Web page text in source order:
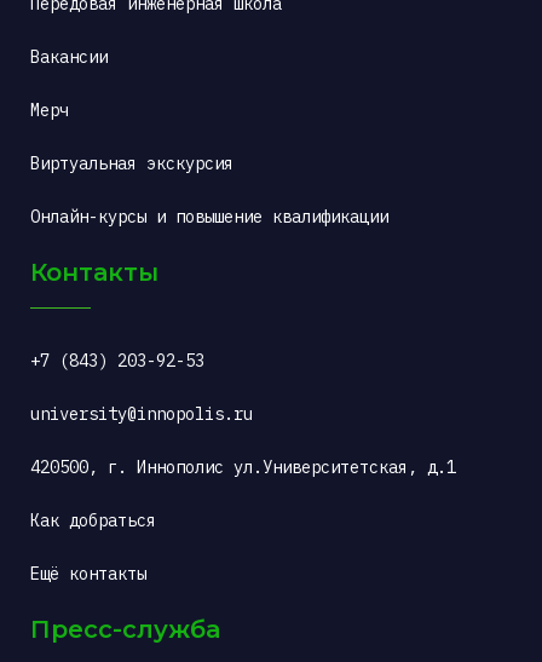
Вакансии
Мерч
Виртуальная экскурсия
Онлайн-курсы и повышение квалификации
Контакты
+7 (843) 203-92-53
university@innopolis.ru
420500, г. Иннополис ул.Университетская, д.1
Как добраться
Ещё контакты
Пресс-служба